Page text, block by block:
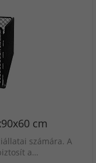
cm
számára. A
a…